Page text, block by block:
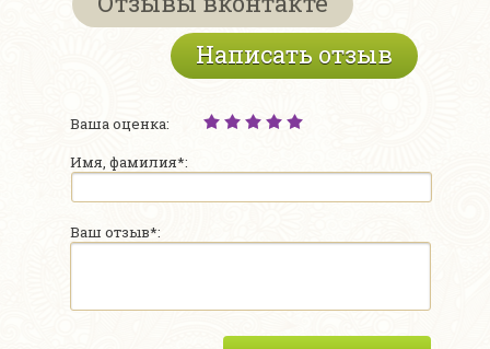
Написать отзыв
Ваша оценка:
Имя, фамилия*:
Ваш отзыв*: